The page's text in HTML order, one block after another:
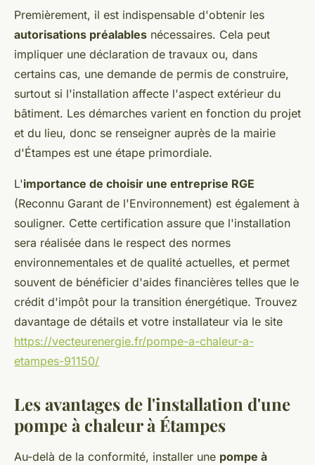
Premièrement, il est indispensable d'obtenir les
autorisations préalables nécessaires. Cela peut
impliquer une déclaration de travaux ou, dans
certains cas, une demande de permis de construire,
surtout si l'installation affecte l'aspect extérieur du
bâtiment. Les démarches varient en fonction du projet
et du lieu, donc se renseigner auprès de la mairie
d'Étampes est une étape primordiale.
L'importance de choisir une entreprise RGE
(Reconnu Garant de l'Environnement) est également à
souligner. Cette certification assure que l'installation
sera réalisée dans le respect des normes
environnementales et de qualité actuelles, et permet
souvent de bénéficier d'aides financières telles que le
crédit d'impôt pour la transition énergétique. Trouvez
davantage de détails et votre installateur via le site
https://vecteurenergie.fr/pompe-a-chaleur-a-
etampes-91150/
Les avantages de l'installation d'une
pompe à chaleur à Étampes
Au-delà de la conformité, installer une pompe à